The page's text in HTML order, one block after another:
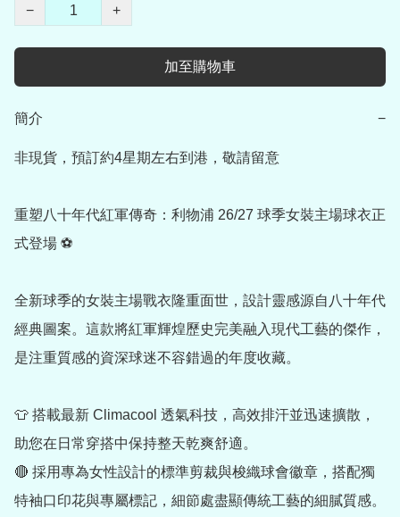
−
+
加至購物車
簡介 −
非現貨，預訂約4星期左右到港，敬請留意
重塑八十年代紅軍傳奇：利物浦 26/27 球季女裝主場球衣正
式登場 ⚽
全新球季的女裝主場戰衣隆重面世，設計靈感源自八十年代
經典圖案。這款將紅軍輝煌歷史完美融入現代工藝的傑作，
是注重質感的資深球迷不容錯過的年度收藏。
👕 搭載最新 Climacool 透氣科技，高效排汗並迅速擴散，
助您在日常穿搭中保持整天乾爽舒適。
🔴 採用專為女性設計的標準剪裁與梭織球會徽章，搭配獨
特袖口印花與專屬標記，細節處盡顯傳統工藝的細膩質感。